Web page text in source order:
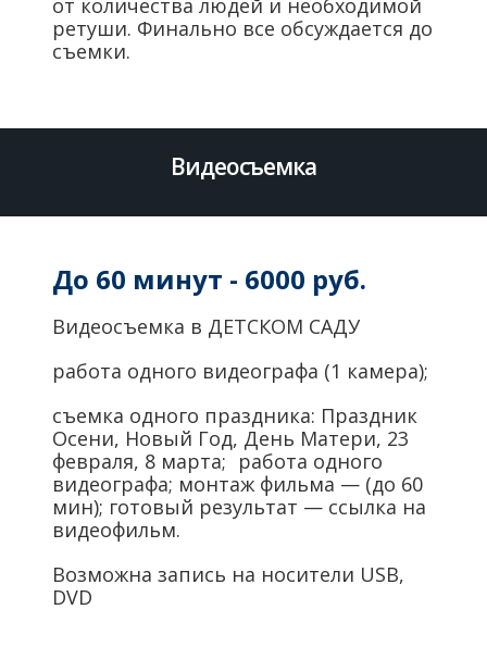
от количества людей и необходимой
ретуши. Финально все обсуждается до
съемки.
Видеосъемка
До 60 минут - 6000 руб.
Видеосъемка в ДЕТСКОМ САДУ
работа одного видеографа (1 камера);
съемка одного праздника: Праздник
Осени, Новый Год, День Матери, 23
февраля, 8 марта; работа одного
видеографа; монтаж фильма — (до 60
мин); готовый результат — ссылка на
видеофильм.
Возможна запись на носители USB,
DVD